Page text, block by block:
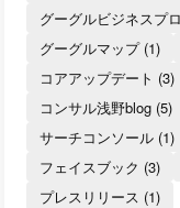
グーグルビジネスプ
グーグルマップ(1)
コアアップデート (3)
コンサル浅野blog (5)
サーチコンソール (1)
フェイスブック (3)
プレスリリース (1)